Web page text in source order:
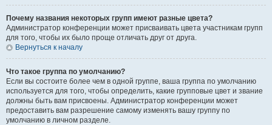
Почему названия некоторых групп имеют разные цвета?
Администратор конференции может присваивать цвета участникам групп
для того, чтобы их было проще отличать друг от друга.
Вернуться к началу
Что такое группа по умолчанию?
Если вы состоите более чем в одной группе, ваша группа по умолчанию
используется для того, чтобы определить, какие групповые цвет и звание
должны быть вам присвоены. Администратор конференции может
предоставить вам разрешение самому изменять вашу группу по
умолчанию в личном разделе.